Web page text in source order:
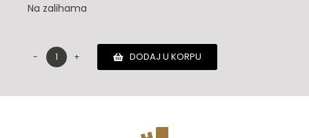
Na zalihama
Santoni
DODAJ U KORPU